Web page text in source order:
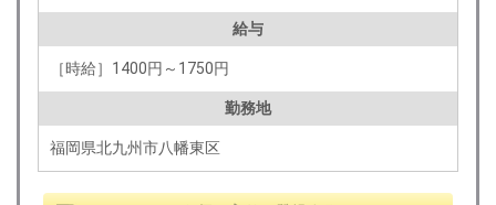
給与
［時給］1400円～1750円
勤務地
福岡県北九州市八幡東区